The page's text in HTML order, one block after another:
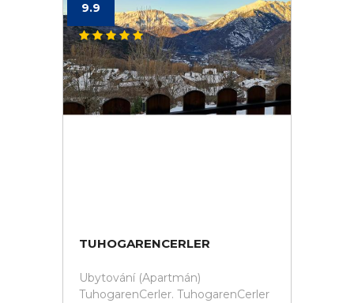
9.9
TUHOGARENCERLER
Ubytování (Apartmán)
TuhogarenCerler. TuhogarenCerler